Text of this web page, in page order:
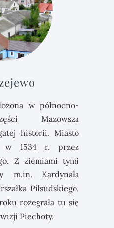
w północno-
Mazowsza
historii. Miasto
w 1534 r. przez
Z ziemiami tymi
m.in. Kardynała
Piłsudskiego.
rozegrała tu się
Piechoty.